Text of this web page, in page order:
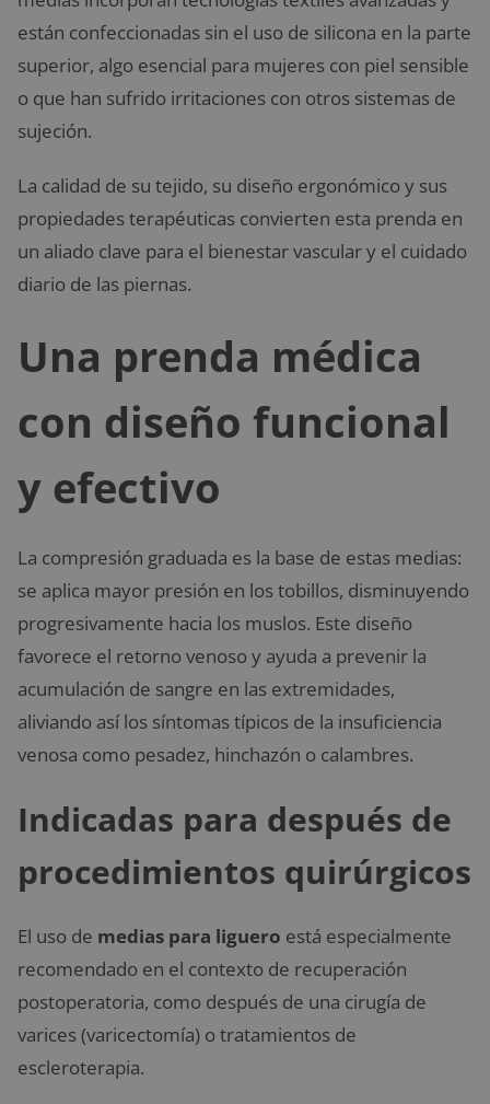
están confeccionadas sin el uso de silicona en la parte
superior, algo esencial para mujeres con piel sensible
o que han sufrido irritaciones con otros sistemas de
sujeción.
La calidad de su tejido, su diseño ergonómico y sus
propiedades terapéuticas convierten esta prenda en
un aliado clave para el bienestar vascular y el cuidado
diario de las piernas.
Una prenda médica
con diseño funcional
y efectivo
La compresión graduada es la base de estas medias:
se aplica mayor presión en los tobillos, disminuyendo
progresivamente hacia los muslos. Este diseño
favorece el retorno venoso y ayuda a prevenir la
acumulación de sangre en las extremidades,
aliviando así los síntomas típicos de la insuficiencia
venosa como pesadez, hinchazón o calambres.
Indicadas para después de
procedimientos quirúrgicos
El uso de medias para liguero está especialmente
recomendado en el contexto de recuperación
postoperatoria, como después de una cirugía de
varices (varicectomía) o tratamientos de
escleroterapia.